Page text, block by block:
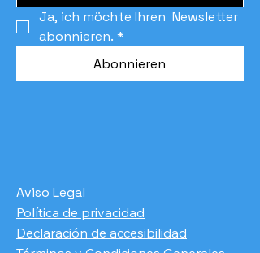
Ja, ich möchte Ihren  Newsletter
abonnieren. *
Abonnieren
Aviso Legal
Política de privacidad
Declaración de accesibilidad